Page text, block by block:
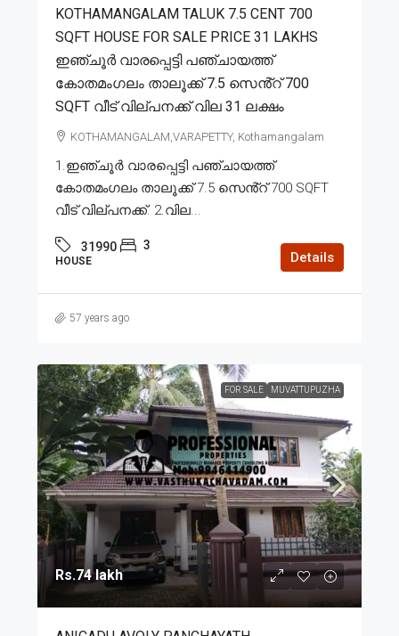
KOTHAMANGALAM TALUK 7.5 CENT 700
SQFT HOUSE FOR SALE PRICE 31 LAKHS
ഇഞ്ചൂർ വാരപ്പെട്ടി പഞ്ചായത്ത്
കോതമംഗലം താലൂക്ക് 7.5 സെൻ്റ് 700
SQFT വീട് വില്പനക്ക് വില 31 ലക്ഷം
KOTHAMANGALAM,VARAPETTY, Kothamangalam
1.ഇഞ്ചൂർ വാരപ്പെട്ടി പഞ്ചായത്ത്
കോതമംഗലം താലൂക്ക് 7.5 സെൻ്റ് 700 SQFT
വീട് വില്പനക്ക്. 2.വില...
31990 3
HOUSE Details
57 years ago
FOR SALE MUVATTUPUZHA
Rs.74 lakh